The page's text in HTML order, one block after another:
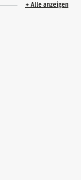
+ Alle anzeigen